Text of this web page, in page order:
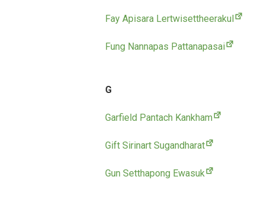
Fay Apisara Lertwisettheerakul
Fung Nannapas Pattanapasai
G
Garfield Pantach Kankham
Gift Sirinart Sugandharat
Gun Setthapong Ewasuk